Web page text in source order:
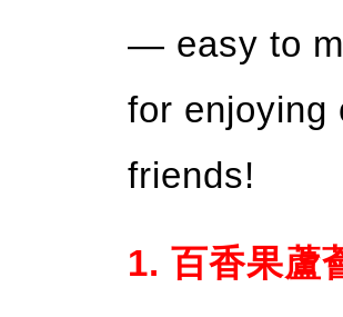
— easy to
for enjoying
friends!
1. 百香果